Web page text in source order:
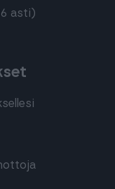
asti)